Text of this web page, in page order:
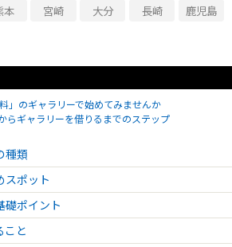
本 宮崎 大分 長崎
鹿児島
種類
スポット
礎ポイント
こと